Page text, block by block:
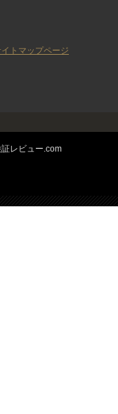
トマップページ
レビュー.com